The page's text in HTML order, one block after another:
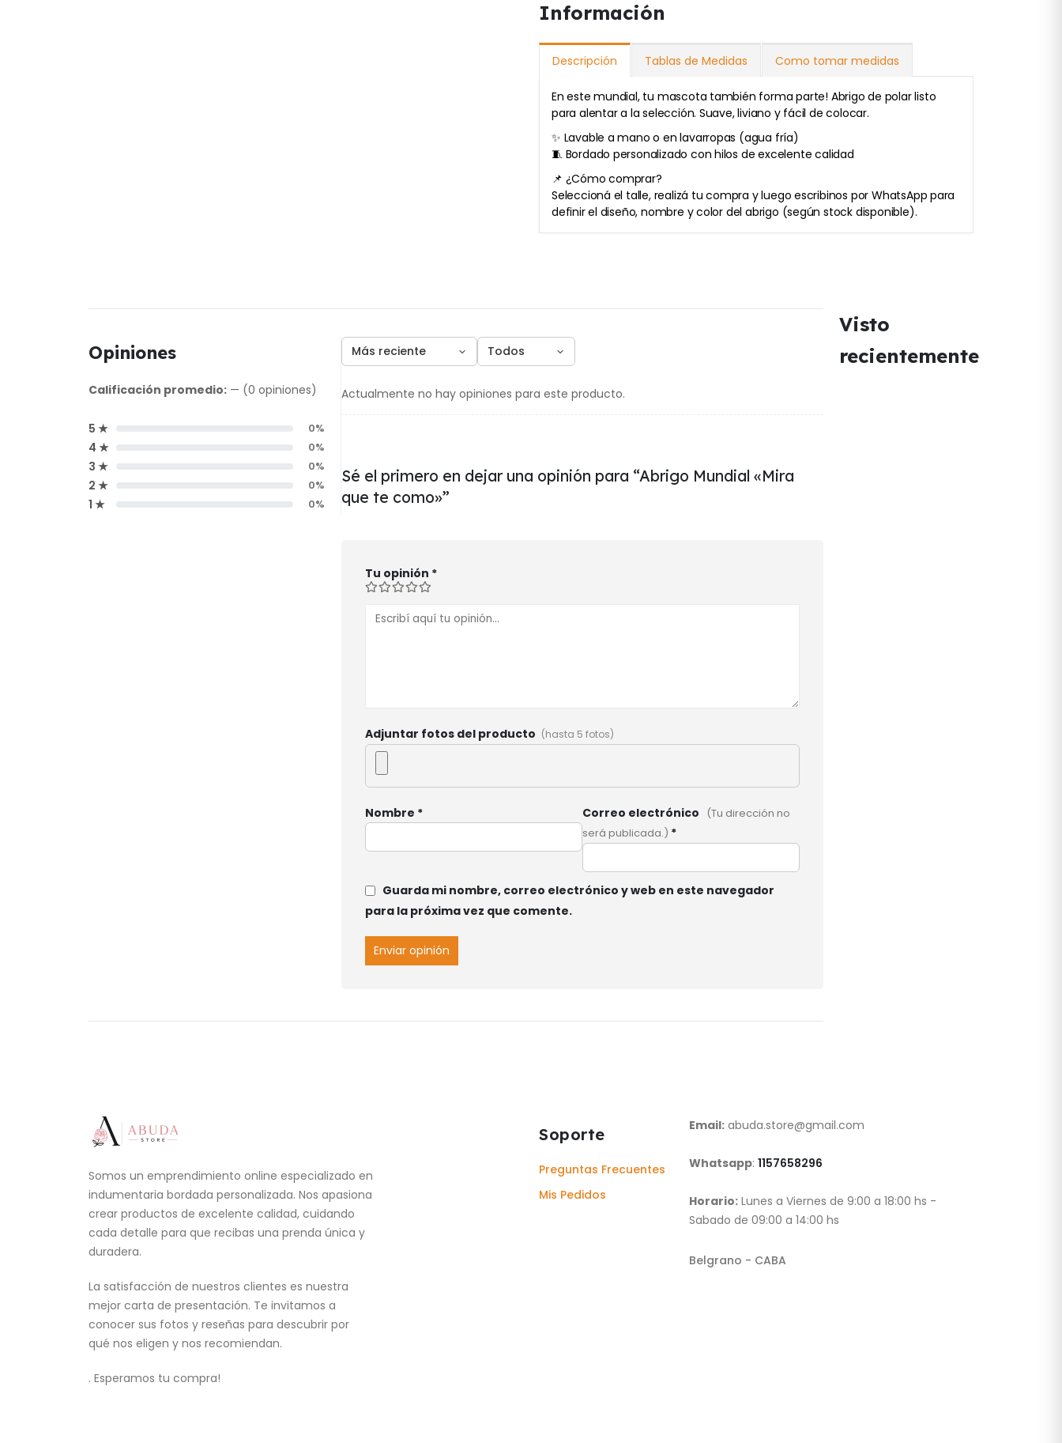
Información
Descripción Tablas de Medidas Como tomar medidas
En este mundial, tu mascota también forma parte! Abrigo de polar listo
para alentar a la selección. Suave, liviano y fácil de colocar.
✨ Lavable a mano o en lavarropas (agua fría)
🧵 Bordado personalizado con hilos de excelente calidad
📌 ¿Cómo comprar?
Seleccioná el talle, realizá tu compra y luego escribinos por WhatsApp para
definir el diseño, nombre y color del abrigo (según stock disponible).
Opiniones
Calificación promedio: — (0 opiniones)
5 ★ 0%
4 ★ 0%
3 ★ 0%
2 ★ 0%
1 ★ 0%
Actualmente no hay opiniones para este producto.
Sé el primero en dejar una opinión para “Abrigo Mundial «Mira
que te como»”
Tu opinión *
Adjuntar fotos del producto (hasta 5 fotos)
Nombre * Correo electrónico
(Tu dirección no
será publicada.) *
Guarda mi nombre, correo electrónico y web en este navegador
para la próxima vez que comente.
Visto
recientemente
Somos un emprendimiento online especializado en
indumentaria bordada personalizada. Nos apasiona
crear productos de excelente calidad, cuidando
cada detalle para que recibas una prenda única y
duradera.
La satisfacción de nuestros clientes es nuestra
mejor carta de presentación. Te invitamos a
conocer sus fotos y reseñas para descubrir por
qué nos eligen y nos recomiendan.
. Esperamos tu compra!
Soporte
Preguntas Frecuentes
Mis Pedidos
Email: abuda.store@gmail.com
Whatsapp: 1157658296
Horario: Lunes a Viernes de 9:00 a 18:00 hs -
Sabado de 09:00 a 14:00 hs
Belgrano - CABA